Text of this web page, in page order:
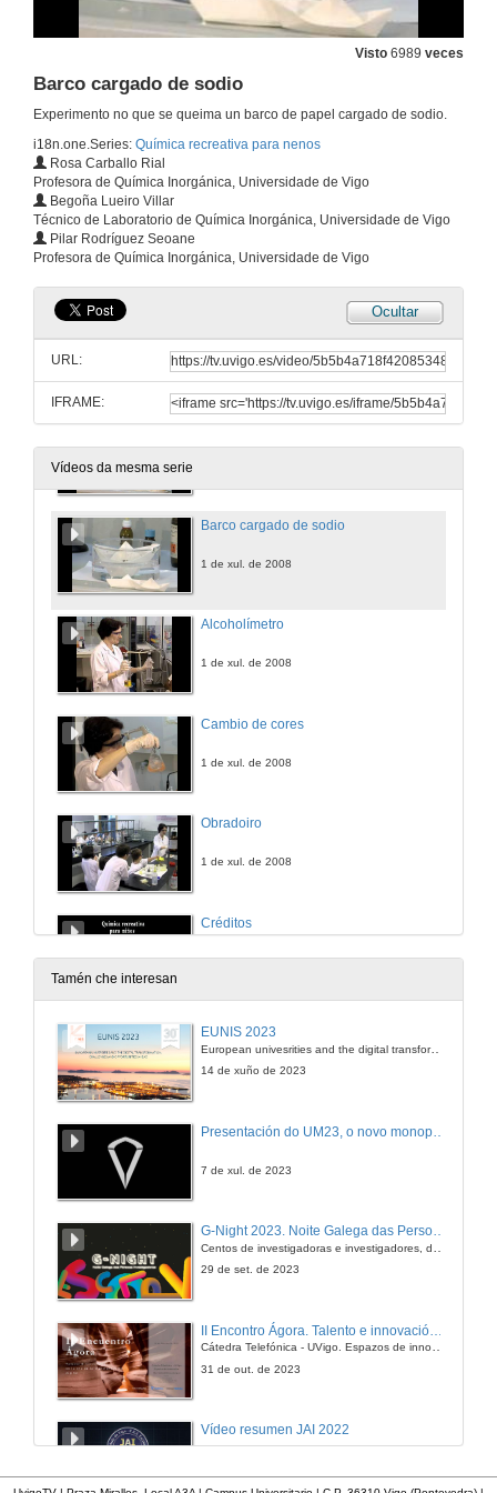
Visto 6989 veces
Barco cargado de sodio
Experimento no que se queima un barco de papel cargado de sodio.
i18n.one.Series: Química recreativa para nenos
Rosa Carballo Rial
Profesora de Química Inorgánica, Universidade de Vigo
Begoña Lueiro Villar
Técnico de Laboratorio de Química Inorgánica, Universidade de Vigo
Pilar Rodríguez Seoane
Profesora de Química Inorgánica, Universidade de Vigo
Ocultar
URL:
IFRAME:
Vídeos da mesma serie
Flores conxeladas
Ovo frito
1 de xul. de 2008
1 de xul. de 2008
Pasta de dentes para elefantes
Barco cargado de sodio
1 de xul. de 2008
Alcoholímetro
1 de xul. de 2008
Cambio de cores
1 de xul. de 2008
Obradoiro
1 de xul. de 2008
Créditos
1 de xul. de 2008
Tamén che interesan
EUNIS 2023
European univesrities and the digital transformation: challenges and opportunities ahead
14 de xuño de 2023
7 de xul. de 2023
G-Night 2023. Noite Galega das Persoas Investigadoras. Conciencias creativas
29 de set. de 2023
Cátedra Telefónica - UVigo. Espazos de innovación
31 de out. de 2023
Vídeo resumen JAI 2022